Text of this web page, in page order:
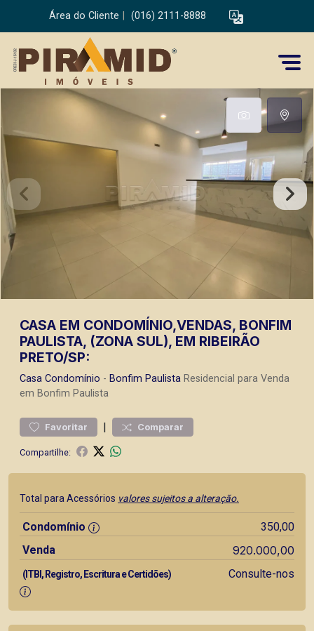
Área do Cliente (016) 2111-8888
CASA EM CONDOMÍNIO,VENDAS, BONFIM
PAULISTA, (ZONA SUL), EM RIBEIRÃO
PRETO/SP:
Casa Condomínio - Bonfim Paulista Residencial para Venda
em Bonfim Paulista
Favoritar | Comparar
Compartilhe:
Total para Acessórios valores sujeitos a alteração.
Condomínio
350,00
Venda
920.000,00
(ITBI, Registro, Escritura e Certidões) Consulte-nos